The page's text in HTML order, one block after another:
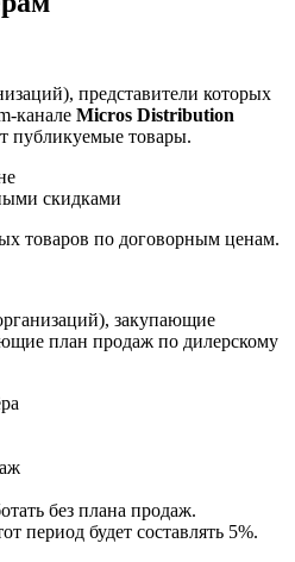
представители которых
канале Micros Distribution
публикуемые товары.
скидками
товаров по договорным ценам.
закупающие
план продаж по дилерскому
без плана продаж.
период будет составлять 5%.